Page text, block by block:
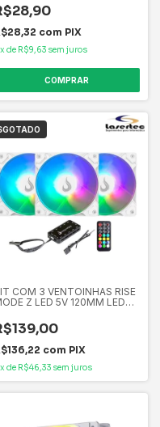
com PIX
x de R$9,63 sem juros
COM 3 VENTOINHAS RISE
Z LED 5V 120MM LED
com PIX
x de R$46,33 sem juros